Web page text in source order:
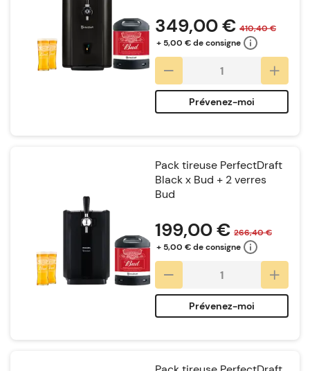
349,00 € 410,40 €
+ 5,00 € de consigne
Prévenez-moi
Pack tireuse PerfectDraft
Black x Bud + 2 verres
Bud
199,00 € 266,40 €
+ 5,00 € de consigne
Prévenez-moi